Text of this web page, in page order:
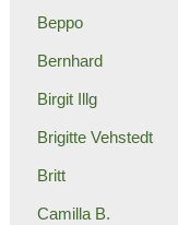
Beppo
Bernhard
Birgit Illg
Brigitte Vehstedt
Britt
Camilla B.